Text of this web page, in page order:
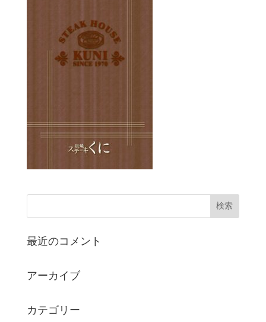
最近のコメント
アーカイブ
カテゴリー